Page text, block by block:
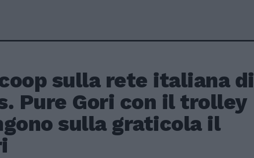
sulla rete italiana di
Pure Gori con il trolley
sulla graticola il